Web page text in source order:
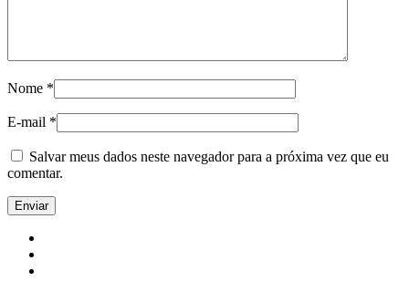
Nome *
E-mail *
Salvar meus dados neste navegador para a próxima vez que eu
comentar.